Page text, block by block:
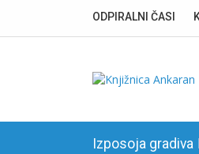
glavno
dostopnosti
ODPIRALNI ČASI
Izposoja gradiva